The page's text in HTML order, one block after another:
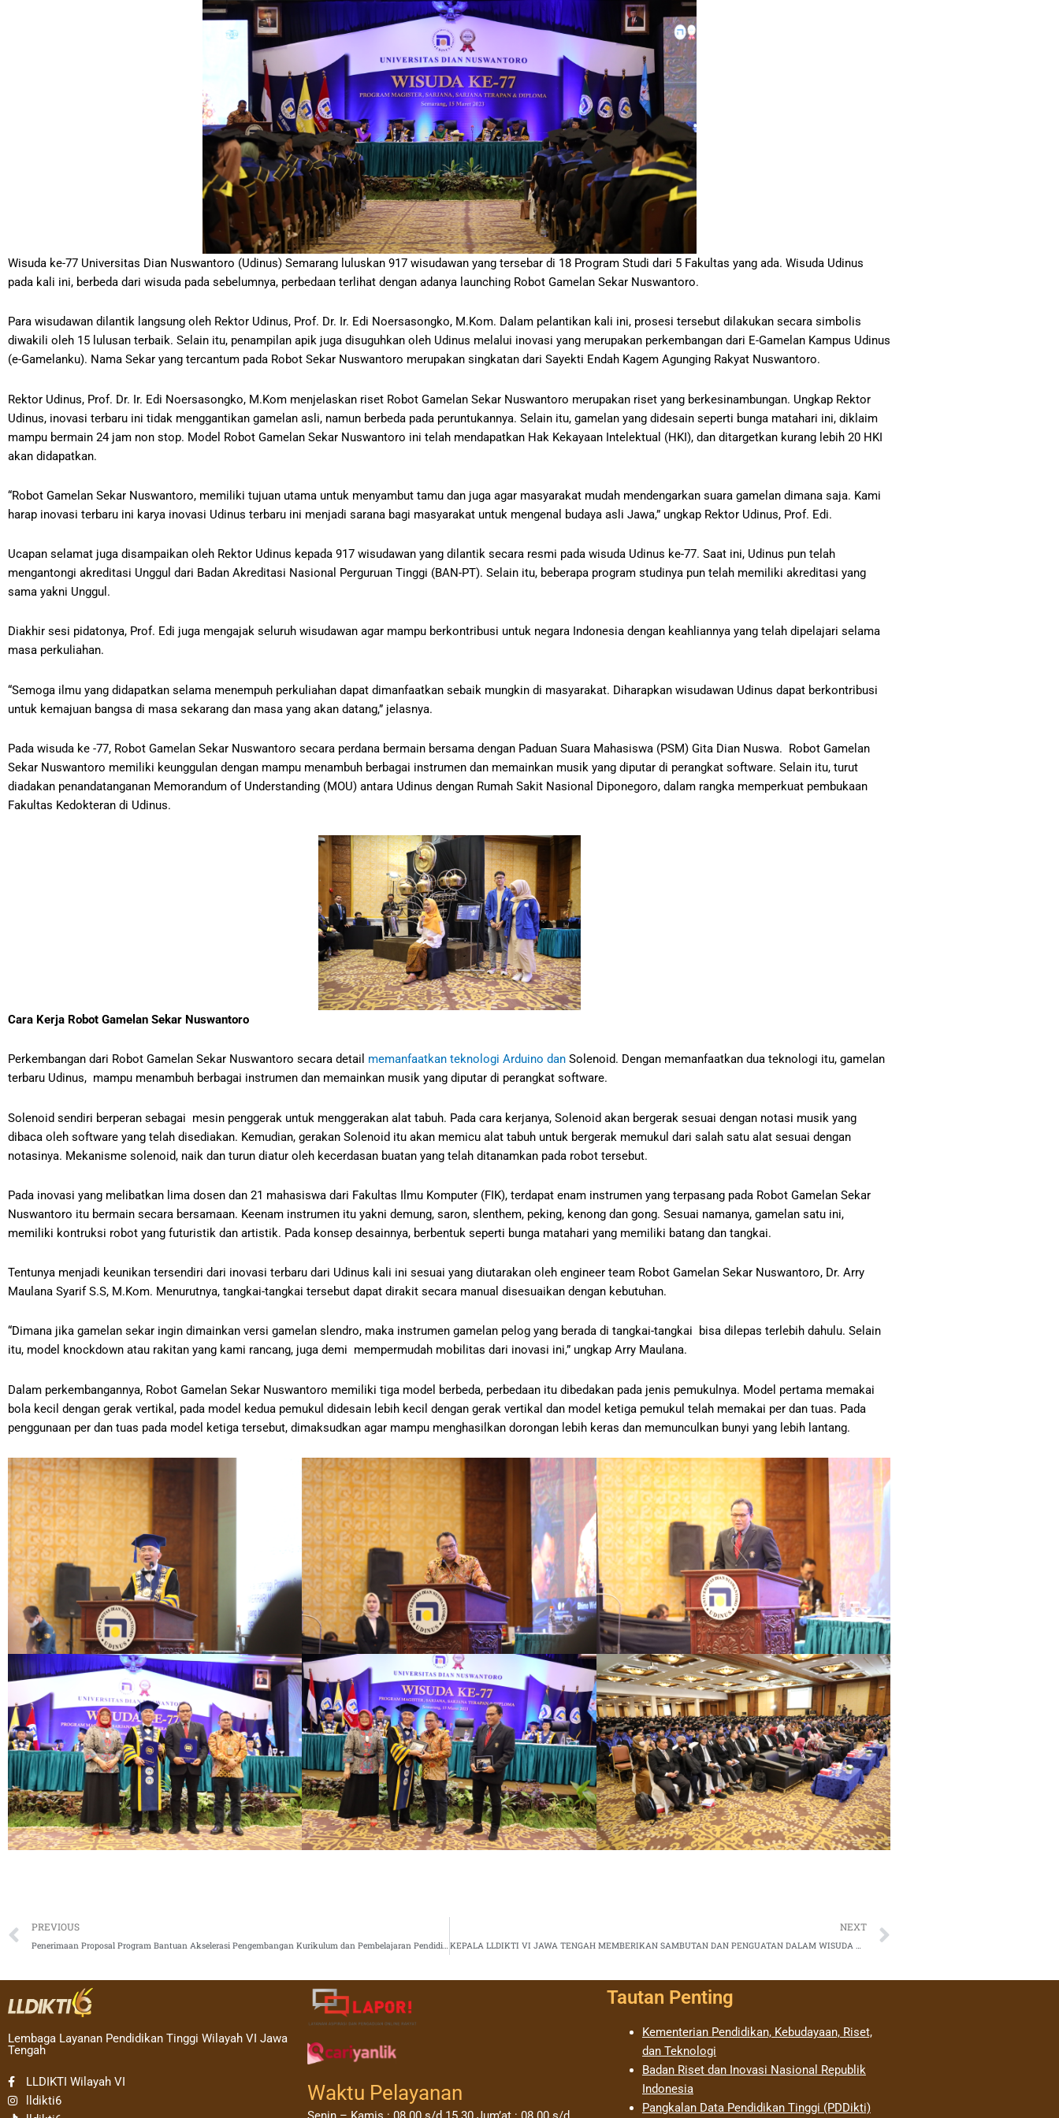
Wisuda ke-77 Universitas Dian Nuswantoro (Udinus) Semarang luluskan 917 wisudawan yang tersebar di 18 Program Studi dari 5 Fakultas yang ada. Wisuda Udinus
pada kali ini, berbeda dari wisuda pada sebelumnya, perbedaan terlihat dengan adanya launching Robot Gamelan Sekar Nuswantoro.
Para wisudawan dilantik langsung oleh Rektor Udinus, Prof. Dr. Ir. Edi Noersasongko, M.Kom. Dalam pelantikan kali ini, prosesi tersebut dilakukan secara simbolis
diwakili oleh 15 lulusan terbaik. Selain itu, penampilan apik juga disuguhkan oleh Udinus melalui inovasi yang merupakan perkembangan dari E-Gamelan Kampus Udinus
(e-Gamelanku). Nama Sekar yang tercantum pada Robot Sekar Nuswantoro merupakan singkatan dari Sayekti Endah Kagem Agunging Rakyat Nuswantoro.
Rektor Udinus, Prof. Dr. Ir. Edi Noersasongko, M.Kom menjelaskan riset Robot Gamelan Sekar Nuswantoro merupakan riset yang berkesinambungan. Ungkap Rektor
Udinus, inovasi terbaru ini tidak menggantikan gamelan asli, namun berbeda pada peruntukannya. Selain itu, gamelan yang didesain seperti bunga matahari ini, diklaim
mampu bermain 24 jam non stop. Model Robot Gamelan Sekar Nuswantoro ini telah mendapatkan Hak Kekayaan Intelektual (HKI), dan ditargetkan kurang lebih 20 HKI
akan didapatkan.
“Robot Gamelan Sekar Nuswantoro, memiliki tujuan utama untuk menyambut tamu dan juga agar masyarakat mudah mendengarkan suara gamelan dimana saja. Kami
harap inovasi terbaru ini karya inovasi Udinus terbaru ini menjadi sarana bagi masyarakat untuk mengenal budaya asli Jawa,” ungkap Rektor Udinus, Prof. Edi.
Ucapan selamat juga disampaikan oleh Rektor Udinus kepada 917 wisudawan yang dilantik secara resmi pada wisuda Udinus ke-77. Saat ini, Udinus pun telah
mengantongi akreditasi Unggul dari Badan Akreditasi Nasional Perguruan Tinggi (BAN-PT). Selain itu, beberapa program studinya pun telah memiliki akreditasi yang
sama yakni Unggul.
Diakhir sesi pidatonya, Prof. Edi juga mengajak seluruh wisudawan agar mampu berkontribusi untuk negara Indonesia dengan keahliannya yang telah dipelajari selama
masa perkuliahan.
“Semoga ilmu yang didapatkan selama menempuh perkuliahan dapat dimanfaatkan sebaik mungkin di masyarakat. Diharapkan wisudawan Udinus dapat berkontribusi
untuk kemajuan bangsa di masa sekarang dan masa yang akan datang,” jelasnya.
Pada wisuda ke -77, Robot Gamelan Sekar Nuswantoro secara perdana bermain bersama dengan Paduan Suara Mahasiswa (PSM) Gita Dian Nuswa. Robot Gamelan
Sekar Nuswantoro memiliki keunggulan dengan mampu menambuh berbagai instrumen dan memainkan musik yang diputar di perangkat software. Selain itu, turut
diadakan penandatanganan Memorandum of Understanding (MOU) antara Udinus dengan Rumah Sakit Nasional Diponegoro, dalam rangka memperkuat pembukaan
Fakultas Kedokteran di Udinus.
Cara Kerja Robot Gamelan Sekar Nuswantoro
Perkembangan dari Robot Gamelan Sekar Nuswantoro secara detail memanfaatkan teknologi Arduino dan Solenoid. Dengan memanfaatkan dua teknologi itu, gamelan
terbaru Udinus, mampu menambuh berbagai instrumen dan memainkan musik yang diputar di perangkat software.
Solenoid sendiri berperan sebagai mesin penggerak untuk menggerakan alat tabuh. Pada cara kerjanya, Solenoid akan bergerak sesuai dengan notasi musik yang
dibaca oleh software yang telah disediakan. Kemudian, gerakan Solenoid itu akan memicu alat tabuh untuk bergerak memukul dari salah satu alat sesuai dengan
notasinya. Mekanisme solenoid, naik dan turun diatur oleh kecerdasan buatan yang telah ditanamkan pada robot tersebut.
Pada inovasi yang melibatkan lima dosen dan 21 mahasiswa dari Fakultas Ilmu Komputer (FIK), terdapat enam instrumen yang terpasang pada Robot Gamelan Sekar
Nuswantoro itu bermain secara bersamaan. Keenam instrumen itu yakni demung, saron, slenthem, peking, kenong dan gong. Sesuai namanya, gamelan satu ini,
memiliki kontruksi robot yang futuristik dan artistik. Pada konsep desainnya, berbentuk seperti bunga matahari yang memiliki batang dan tangkai.
Tentunya menjadi keunikan tersendiri dari inovasi terbaru dari Udinus kali ini sesuai yang diutarakan oleh engineer team Robot Gamelan Sekar Nuswantoro, Dr. Arry
Maulana Syarif S.S, M.Kom. Menurutnya, tangkai-tangkai tersebut dapat dirakit secara manual disesuaikan dengan kebutuhan.
“Dimana jika gamelan sekar ingin dimainkan versi gamelan slendro, maka instrumen gamelan pelog yang berada di tangkai-tangkai bisa dilepas terlebih dahulu. Selain
itu, model knockdown atau rakitan yang kami rancang, juga demi mempermudah mobilitas dari inovasi ini,” ungkap Arry Maulana.
Dalam perkembangannya, Robot Gamelan Sekar Nuswantoro memiliki tiga model berbeda, perbedaan itu dibedakan pada jenis pemukulnya. Model pertama memakai
bola kecil dengan gerak vertikal, pada model kedua pemukul didesain lebih kecil dengan gerak vertikal dan model ketiga pemukul telah memakai per dan tuas. Pada
penggunaan per dan tuas pada model ketiga tersebut, dimaksudkan agar mampu menghasilkan dorongan lebih keras dan memunculkan bunyi yang lebih lantang.
Prev
PREVIOUS NEXT
Lembaga Layanan Pendidikan Tinggi Wilayah VI Jawa
Tengah
LLDIKTI Wilayah VI
lldikti6
Waktu Pelayanan
Tautan Penting
Kementerian Pendidikan, Kebudayaan, Riset,
dan Teknologi
Badan Riset dan Inovasi Nasional Republik
Indonesia
Pangkalan Data Pendidikan Tinggi (PDDikti)